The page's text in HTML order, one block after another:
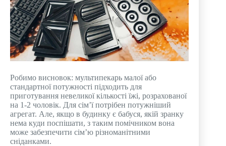
Робимо висновок: мультипекарь малої або
стандартної потужності підходить для
приготування невеликої кількості їжі, розрахованої
на 1-2 чоловік. Для сім’ї потрібен потужніший
агрегат. Але, якщо в будинку є бабуся, якій зранку
нема куди поспішати, з таким помічником вона
може забезпечити сім’ю різноманітними
сніданками.